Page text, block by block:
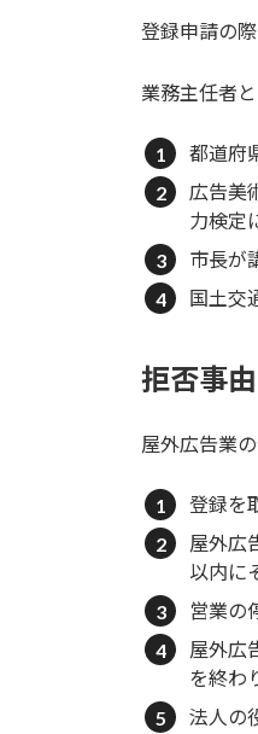
登録申請の
業務主任者
都道府
広告美
力検定
市長が
国土交
拒否事由
屋外広告業
登録を
屋外広
以内に
営業の
屋外広
を終わ
法人の